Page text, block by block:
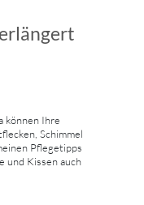
können Ihre
Schimmel
Pflegetipps
und Kissen auch